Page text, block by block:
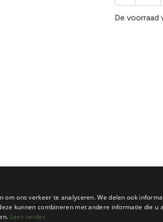
De voorraad
ons verkeer te analyseren. We delen ook
kunnen combineren met andere informatie die u
Lees verder